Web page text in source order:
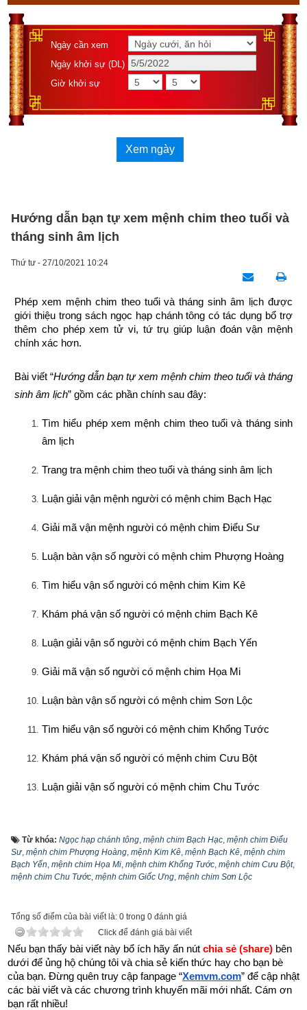
Ngày cần xem
Ngày khởi sự (DL)
Giờ khởi sự
Xem ngày
Hướng dẫn bạn tự xem mệnh chim theo tuổi và
tháng sinh âm lịch
Thứ tư - 27/10/2021 10:24
Phép xem mệnh chim theo tuổi và tháng sinh âm lịch được
giới thiệu trong sách ngọc hạp chánh tông có tác dụng bổ trợ
thêm cho phép xem tử vi, tứ trụ giúp luận đoán vận mệnh
chính xác hơn.
Bài viết “Hướng dẫn bạn tự xem mệnh chim theo tuổi và tháng
sinh âm lịch” gồm các phần chính sau đây:
Tìm hiểu phép xem mệnh chim theo tuổi và tháng sinh
âm lịch
Trang tra mệnh chim theo tuổi và tháng sinh âm lịch
Luận giải vận mệnh người có mệnh chim Bạch Hạc
Giải mã vận mệnh người có mệnh chim Điểu Sư
Luận bàn vận số người có mệnh chim Phượng Hoàng
Tìm hiểu vận số người có mệnh chim Kim Kê
Khám phá vận số người có mệnh chim Bạch Kê
Luận giải vận số người có mệnh chim Bạch Yến
Giải mã vận số người có mệnh chim Họa Mi
Luận bàn vận số người có mệnh chim Sơn Lộc
Tìm hiểu vận số người có mệnh chim Khổng Tước
Khám phá vận số người có mệnh chim Cưu Bột
Luận giải vận số người có mệnh chim Chu Tước
1. Tìm hiểu phép xem mệnh chim theo tuổi và
tháng sinh âm lịch
Từ khóa: Ngọc hạp chánh tông, mệnh chim Bạch Hạc, mệnh chim Điểu
Sư, mệnh chim Phượng Hoàng, mệnh Kim Kê, mệnh Bạch Kê, mệnh chim
Bạch Yến, mệnh chim Họa Mi, mệnh chim Khổng Tước, mệnh chim Cưu Bột,
mệnh chim Chu Tước, mệnh chim Giốc Ưng, mệnh chim Sơn Lộc
Tổng số điểm của bài viết là: 0 trong 0 đánh giá
Click để đánh giá bài viết
Nếu bạn thấy bài viết này bổ ích hãy ấn nút chia sẻ (share) bên
dưới để ủng hộ chúng tôi và chia sẻ kiến thức hay cho bạn bè
của bạn. Đừng quên truy cập fanpage “Xemvm.com” để cập nhật
các bài viết và các chương trình khuyến mãi mới nhất. Cám ơn
bạn rất nhiều!